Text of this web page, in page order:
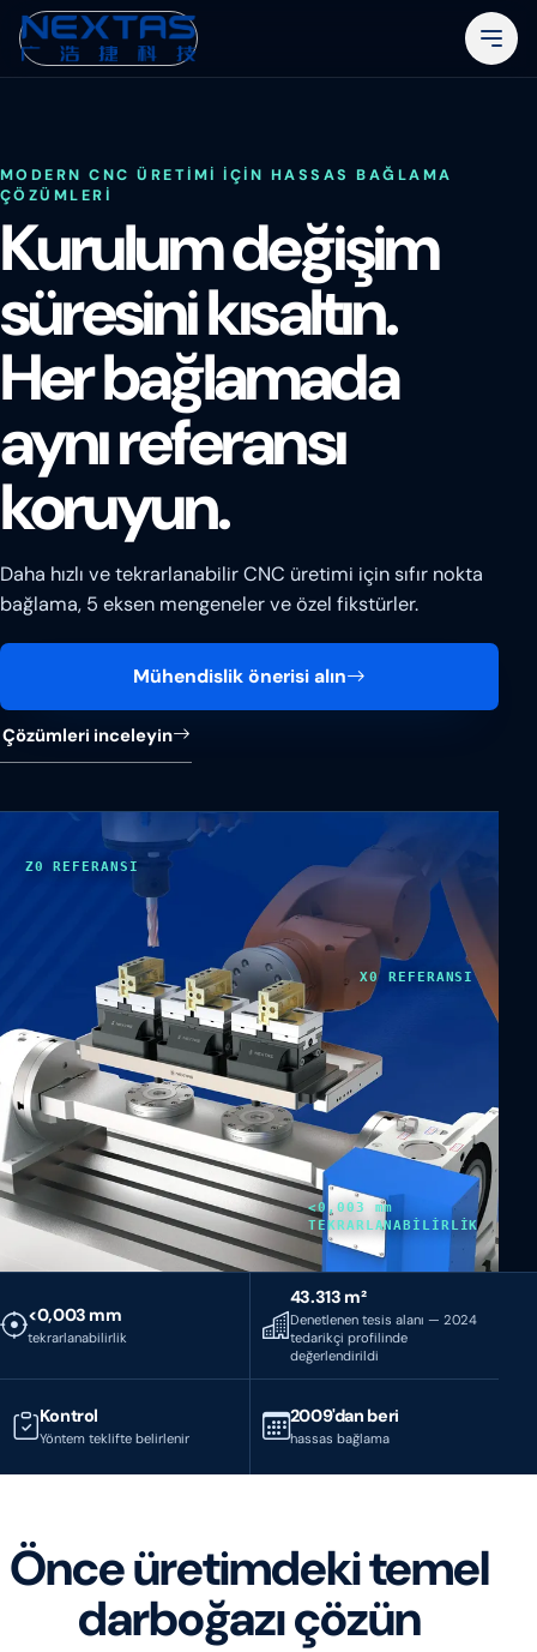
MODERN CNC ÜRETIMI IÇIN HASSAS BAĞLAMA
ÇÖZÜMLERI
Kurulum değişim
süresini kısaltın.
Her bağlamada
aynı referansı
koruyun.
Daha hızlı ve tekrarlanabilir CNC üretimi için sıfır nokta
bağlama, 5 eksen mengeneler ve özel fikstürler.
Mühendislik önerisi alın
Çözümleri inceleyin
Z0 REFERANSI
X0 REFERANSI
<0,003 mm
TEKRARLANABİLİRLİK
<0,003 mm
tekrarlanabilirlik
43.313 m²
Denetlenen tesis alanı — 2024
tedarikçi profilinde
değerlendirildi
Kontrol
Yöntem teklifte belirlenir
2009'dan beri
hassas bağlama
Önce üretimdeki temel
darboğazı çözün